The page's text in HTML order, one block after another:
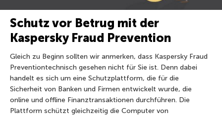
Schutz vor Betrug mit der
Kaspersky Fraud Prevention
Gleich zu Beginn sollten wir anmerken, dass Kaspersky Fraud
Preventiontechnisch gesehen nicht für Sie ist. Denn dabei
handelt es sich um eine Schutzplattform, die für die
Sicherheit von Banken und Firmen entwickelt wurde, die
online und offline Finanztransaktionen durchführen. Die
Plattform schützt gleichzeitig die Computer von